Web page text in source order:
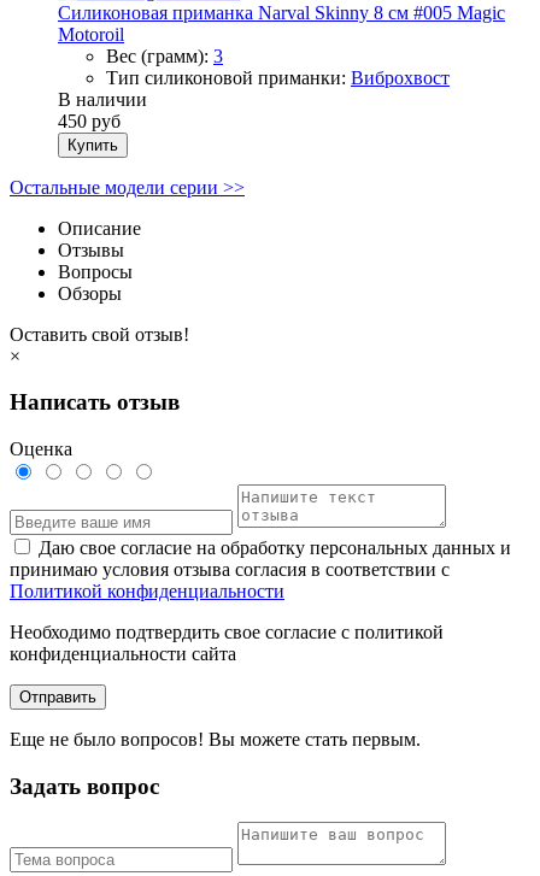
Силиконовая приманка Narval Skinny 8 см #005 Magic
Motoroil
Вес (грамм): 3
Тип силиконовой приманки: Виброхвост
В наличии
450 руб
Купить
Остальные модели серии >>
Описание
Отзывы
Вопросы
Обзоры
Оставить свой отзыв!
×
Написать отзыв
Оценка
Даю свое согласие на обработку персональных данных и
принимаю условия отзыва согласия в соответствии с
Политикой конфиденциальности
Необходимо подтвердить свое согласие с политикой
конфиденциальности сайта
Отправить
Еще не было вопросов! Вы можете стать первым.
Задать вопрос